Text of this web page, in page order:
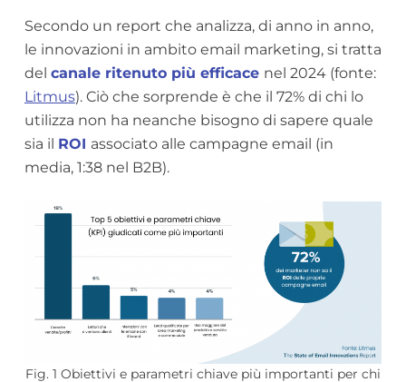
Secondo un report che analizza, di anno in anno,
le innovazioni in ambito email marketing, si tratta
del canale ritenuto più efficace nel 2024 (fonte:
Litmus). Ciò che sorprende è che il 72% di chi lo
utilizza non ha neanche bisogno di sapere quale
sia il ROI associato alle campagne email (in
media, 1:38 nel B2B).
Fig. 1 Obiettivi e parametri chiave più importanti per chi